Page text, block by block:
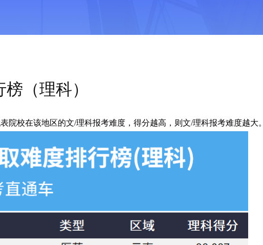
（理科）
校在该地区的文/理科报考难度，得分越高，则文/理科报考难度越大。